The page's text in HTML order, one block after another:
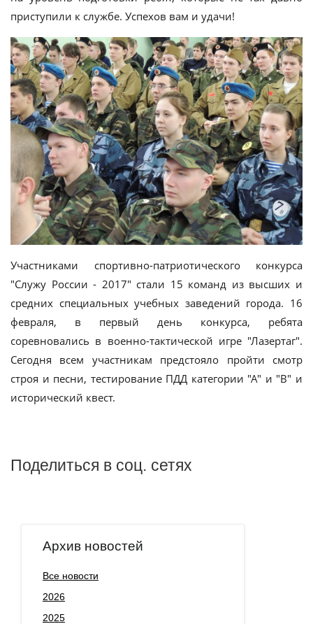
приступили к службе. Успехов вам и удачи!
Участниками спортивно-патриотического конкурса
"Служу России - 2017" стали 15 команд из высших и
средних специальных учебных заведений города. 16
февраля, в первый день конкурса, ребята
соревновались в военно-тактической игре "Лазертаг".
Сегодня всем участникам предстояло пройти смотр
строя и песни, тестирование ПДД категории "А" и "В" и
исторический квест.
Поделиться в соц. сетях
Архив новостей
Все новости
2026
2025